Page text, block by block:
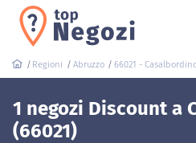
Regioni Abruzzo 66021 -
1 negozi Discount a
(66021)